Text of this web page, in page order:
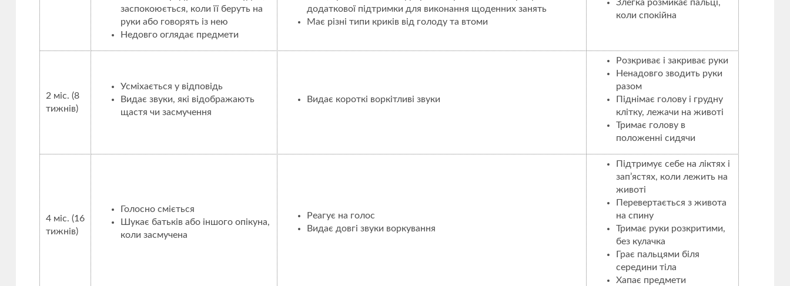
заспокоюється, коли її беруть на
руки або говорять із нею
Недовго оглядає предмети
додаткової підтримки для виконання щоденних занять
Має різні типи криків від голоду та втоми
Злегка розмикає пальці,
коли спокійна
2 міс. (8
тижнів)
Усміхається у відповідь
Видає звуки, які відображають
щастя чи засмучення
Видає короткі воркітливі звуки
Розкриває і закриває руки
Ненадовго зводить руки
разом
Піднімає голову і грудну
клітку, лежачи на животі
Тримає голову в
положенні сидячи
4 міс. (16
тижнів)
Голосно сміється
Шукає батьків або іншого опікуна,
коли засмучена
Реагує на голос
Видає довгі звуки воркування
Підтримує себе на ліктях і
зап’ястях, коли лежить на
животі
Перевертається з живота
на спину
Тримає руки розкритими,
без кулачка
Грає пальцями біля
середини тіла
Хапає предмети